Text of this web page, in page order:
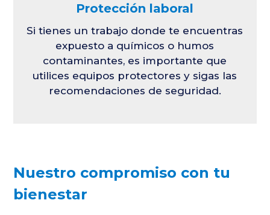
Protección laboral
Si tienes un trabajo donde te encuentras
expuesto a químicos o humos
contaminantes, es importante que
utilices equipos protectores y sigas las
recomendaciones de seguridad.
Nuestro compromiso con tu
bienestar